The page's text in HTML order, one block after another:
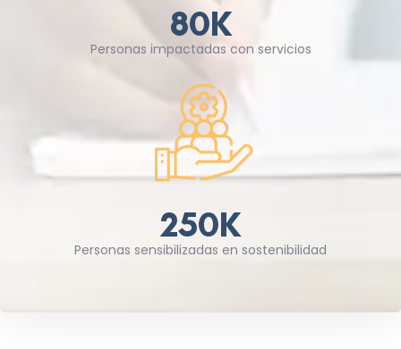
Personas impactadas con servicios
80K
Personas sensibilizadas en sostenibilidad
250K